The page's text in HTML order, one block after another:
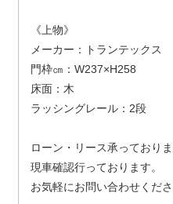
《上物》
メーカー：トランテックス
門枠㎝：W237×H258
床面：木
ラッシングレール：2段
ローン・リース承っておりま
現車確認行っております。
お気軽にお問い合わせくださ